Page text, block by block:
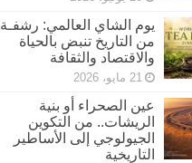
يوم الشاي العالمي: رشفـة
من التاريخ تنبض بالحياة
والاقتصاد والثقافة
21 مايو، 2026
عين الصحراء أو بنية
الريشات.. من التكوين
الجيولوجي إلى الأساطير
التاريخية